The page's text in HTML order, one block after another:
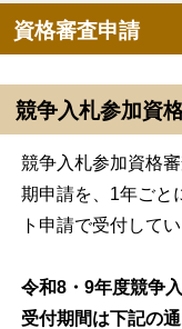
資格審査申請
競争入札参加資
競争入札参加資格
期申請を、1年ごと
ト申請で受付してい
令和8・9年度競争
受付期間は下記の通